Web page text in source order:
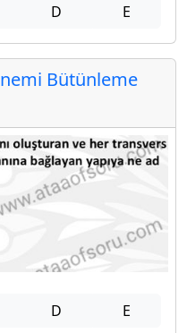
D E
Bütünleme
D E